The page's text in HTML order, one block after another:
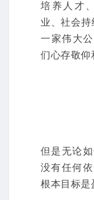
培养人才
业、社会持
一家伟大
们心存敬仰
但是无论
没有任何
根本目标是